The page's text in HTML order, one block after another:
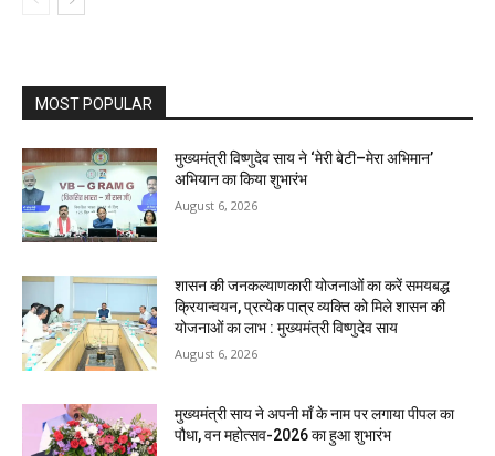
MOST POPULAR
मुख्यमंत्री विष्णुदेव साय ने ‘मेरी बेटी–मेरा अभिमान’
अभियान का किया शुभारंभ
August 6, 2026
शासन की जनकल्याणकारी योजनाओं का करें समयबद्ध
क्रियान्वयन, प्रत्येक पात्र व्यक्ति को मिले शासन की
योजनाओं का लाभ : मुख्यमंत्री विष्णुदेव साय
August 6, 2026
मुख्यमंत्री साय ने अपनी माँ के नाम पर लगाया पीपल का
पौधा, वन महोत्सव-2026 का हुआ शुभारंभ